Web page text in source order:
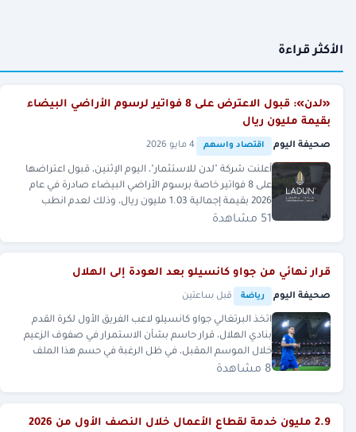
الأكثر قراءة
«لدن»: قبول الاعترض على 8 فواتير لرسوم الأراضي البيضاء
بقيمة مليون ريال
صحيفة اليوم اقتصاد واسهم 4 مايو 2026
أعلنت شركة "لدن للاستثمار"، اليوم الإثنين، قبول اعتراضها
على 8 فواتير خاصة برسوم الأراضي البيضاء صادرة في عام
2026 بقيمة إجمالية 1.03 مليون ريال، وذلك لعدم انطب
51 مشاهدة
قرار نهائي من جواو كانسيلو بعد العودة إلى الهلال
صحيفة اليوم رياضة قبل ساعتين
اتخذ البرتغالي جواو كانسيلو لاعب الفريق الأول لكرة القدم
بنادي الهلال، قرار حاسم بشأن الاستمرار في صفوف الزعيم
خلال الموسم المقبل، في ظل الرغبة في حسم هذا الملف
8 مشاهدة
2.9 مليون خدمة لقطاع الأعمال خلال النصف الأول من 2026